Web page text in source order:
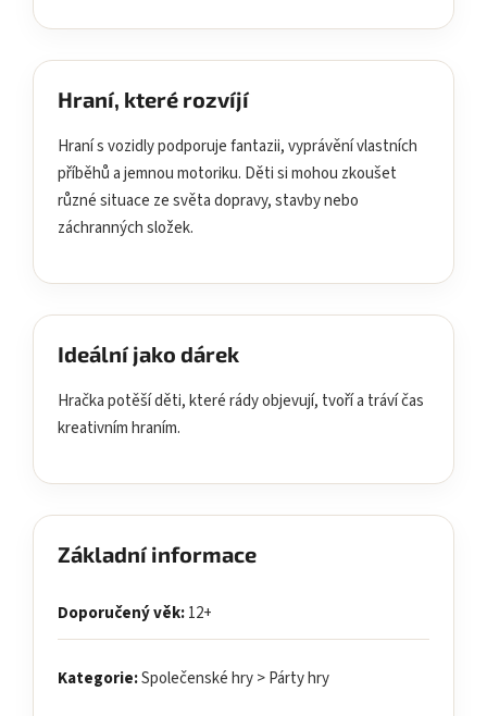
Hraní, které rozvíjí
Hraní s vozidly podporuje fantazii, vyprávění vlastních
příběhů a jemnou motoriku. Děti si mohou zkoušet
různé situace ze světa dopravy, stavby nebo
záchranných složek.
Ideální jako dárek
Hračka potěší děti, které rády objevují, tvoří a tráví čas
kreativním hraním.
Základní informace
Doporučený věk:12+
Kategorie:Společenské hry > Párty hry